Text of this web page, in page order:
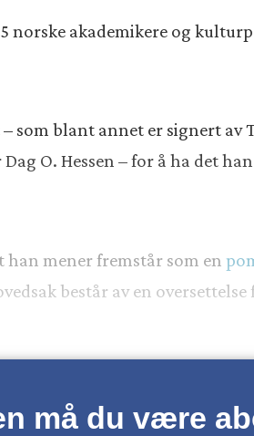
akademikere og
som blant annet er signert av
O. Hessen – for å ha det
han mener fremstår som en
består av en oversettelse
må du være